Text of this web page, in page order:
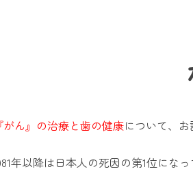
『がん』の治療と歯の健康について、お
年以降は日本人の死因の第1位にな